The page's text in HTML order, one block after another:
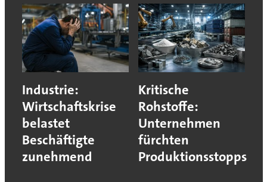
Industrie:
Wirtschaftskrise
belastet
Beschäftigte
zunehmend
Kritische
Rohstoffe:
Unternehmen
fürchten
Produktionsstopps